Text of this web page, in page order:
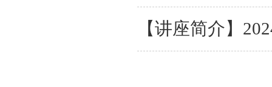
【讲座简介】